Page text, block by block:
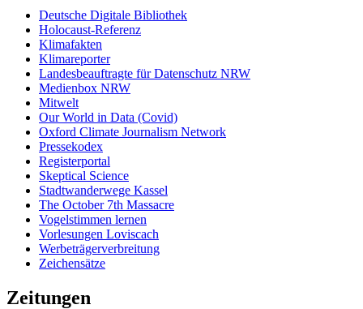
Deutsche Digitale Bibliothek
Holocaust-Referenz
Klimafakten
Klimareporter
Landesbeauftragte für Datenschutz NRW
Medienbox NRW
Mitwelt
Our World in Data (Covid)
Oxford Climate Journalism Network
Pressekodex
Registerportal
Skeptical Science
Stadtwanderwege Kassel
The October 7th Massacre
Vogelstimmen lernen
Vorlesungen Loviscach
Werbeträgerverbreitung
Zeichensätze
Zeitungen